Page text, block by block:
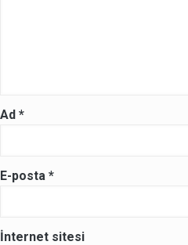
Ad *
E-posta *
İnternet sitesi